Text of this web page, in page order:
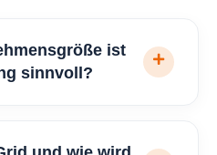
ist
sinnvoll?